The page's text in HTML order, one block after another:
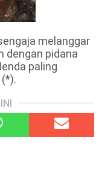
melanggar
dengan pidana
paling